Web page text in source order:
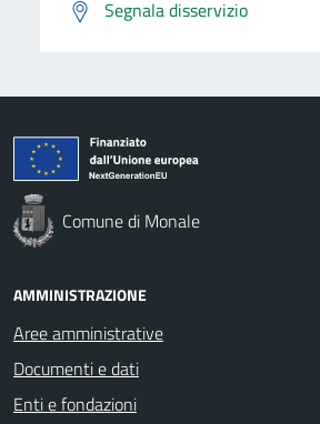
Segnala disservizio
Comune di Monale
AMMINISTRAZIONE
Aree amministrative
Documenti e dati
Enti e fondazioni